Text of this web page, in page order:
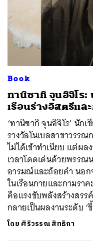
Book
ทานิซากิ จุนอิจิโร:
เรือนร่างอิสตรีแล
‘ทานิซากิ จุนอิจิโร’ นัก
รางวัลโนเบลสาขาวรร
ไม่ได้เข้าทำเนียบ แต่ผ
เวลาโดดเด่นด้วยพรรณ
อารมณ์และถ้อยคำ นอ
ในเรือนกายและกามรา
คือแรงขับพลังสร้างสร
กลายเป็นผลงานระดับ
โดย ศิริวรรณ สิทธิกา
ค้นหา